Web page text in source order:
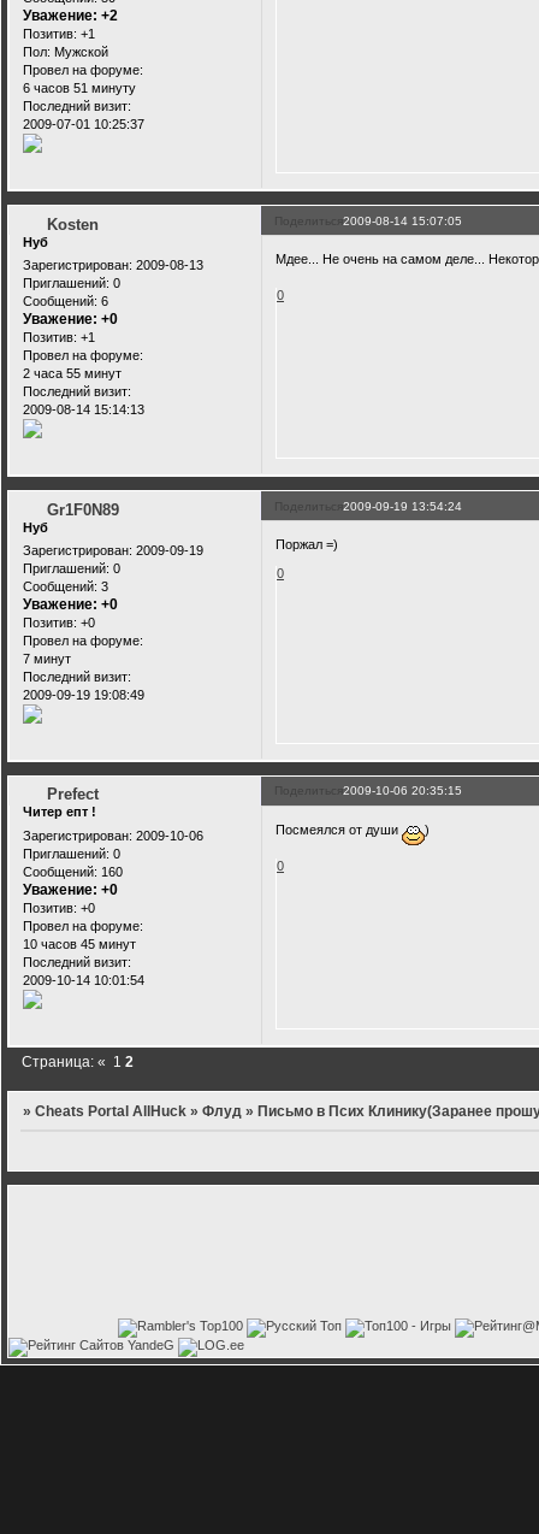
Уважение: +2
Позитив: +1
Пол: Мужской
Провел на форуме:
6 часов 51 минуту
Последний визит:
2009-07-01 10:25:37
Поделиться2009-08-14 15:07:05
Kosten
Нуб
Зарегистрирован: 2009-08-13
Приглашений: 0
Сообщений: 6
Уважение: +0
Позитив: +1
Провел на форуме:
2 часа 55 минут
Последний визит:
2009-08-14 15:14:13
Мдее... Не очень на самом деле...
0
Поделиться2009-09-19 13:54:24
Gr1F0N89
Нуб
Зарегистрирован: 2009-09-19
Приглашений: 0
Сообщений: 3
Уважение: +0
Позитив: +0
Провел на форуме:
7 минут
Последний визит:
2009-09-19 19:08:49
Поржал =)
0
Поделиться2009-10-06 20:35:15
Prefect
Читер епт !
Зарегистрирован: 2009-10-06
Приглашений: 0
Сообщений: 160
Уважение: +0
Позитив: +0
Провел на форуме:
10 часов 45 минут
Последний визит:
2009-10-14 10:01:54
Посмеялся от души )
0
Страница:« 1 2
»Cheats Portal AllHuck »Флуд » Письмо в Псих Клинику(Заранее